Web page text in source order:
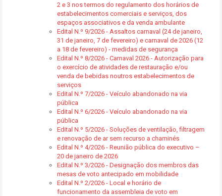
2 e 3 nos termos do regulamento dos horários de
estabelecimentos comerciais e serviços, dos
espaços associativos e da venda ambulante
Edital N.º 9/2026 - Assaltos carnaval (24 de janeiro,
31 de janeiro, 7 de fevereiro) e carnaval de 2026 (12
a 18 de fevereiro) - medidas de segurança
Edital N.º 8/2026 - Carnaval 2026 - Autorização para
o exercício de atividades de restauração e/ou
venda de bebidas noutros estabelecimentos de
serviços
Edital N.º 7/2026 - Veículo abandonado na via
pública
Edital N.º 6/2026 - Veículo abandonado na via
pública
Edital N.º 5/2026 - Soluções de ventilação, filtragem
e renovação de ar sem recurso a chaminés
Edital N.º 4/2026 - Reunião pública do executivo –
20 de janeiro de 2026
Edital N.º 3/2026 - Designação dos membros das
mesas de voto antecipado em mobilidade
Edital N.º 2/2026 - Local e horário de
funcionamento da assembleia de voto em